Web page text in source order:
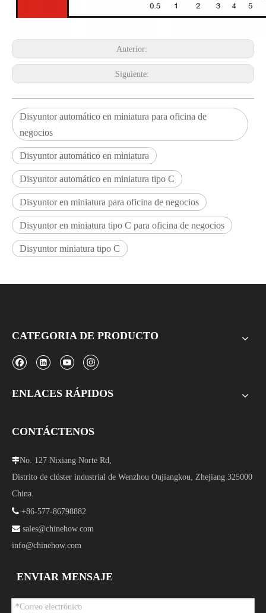
Anterior:
Siguiente:
Disyuntor automático en miniatura para oficina de
negocios
Disyuntor automático en miniatura
Disyuntor automático en miniatura tipo C
Disyuntor en miniatura para oficina de negocios
Disyuntor en miniatura tipo C para oficina de negocios
Disyuntor miniatura tipo C
CATEGORIA DE PRODUCTO
ENLACES RÁPIDOS
CONTÁCTENOS
No. 127 Nixiang Norte Rd,
Distrito de clúster industrial de Wenzhou Oujiangkou, Zhejiang 325000
China.
 +86-577-86798882
 sales@chinehow.com
info@chinehow.com
ENVIAR MENSAJE